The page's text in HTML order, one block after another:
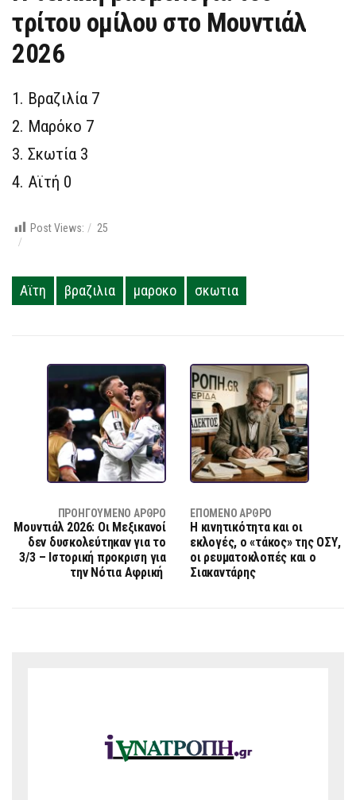
τρίτου ομίλου στο Μουντιάλ
2026
Βραζιλία 7
Μαρόκο 7
Σκωτία 3
Αϊτή 0
Post Views: 25
Αϊτη βραζιλια μαροκο σκωτια
ΠΡΟΗΓΟΎΜΕΝΟ ΆΡΘΡΟ
Μουντιάλ 2026: Οι Μεξικανοί
δεν δυσκολεύτηκαν για το
3/3 – Ιστορική προκριση για
την Νότια Αφρική
ΕΠΌΜΕΝΟ ΆΡΘΡΟ
Η κινητικότητα και οι
εκλογές, ο «τάκος» της ΟΣΥ,
οι ρευματοκλοπές και ο
Σιακαντάρης